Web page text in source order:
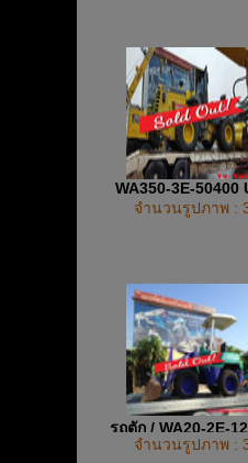
WA350-3E-50400
จำนวนรูปภาพ :
รถตัก / WA20-2E-
UP
จำนวนรูปภาพ :